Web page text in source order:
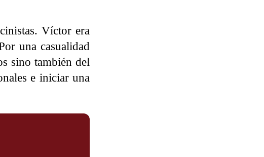
Víctor era
una casualidad
sino también del
e iniciar una